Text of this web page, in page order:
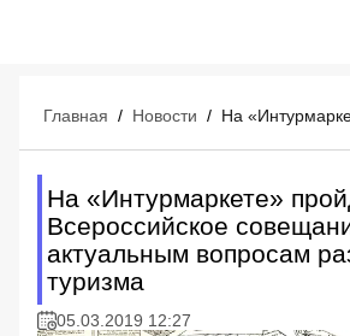
Главная / Новости /
На «Интурмаркете»
Всероссийское
актуальным вопросам
туризма
05.03.2019 12:27